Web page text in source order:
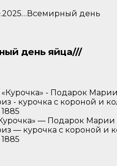
день
день яйца///
— Подарок Марии
— курочка с короной и